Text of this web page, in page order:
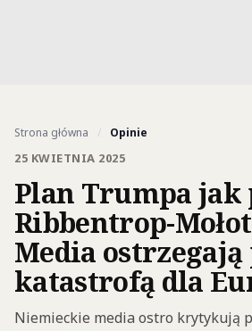
Strona główna / Opinie
25 KWIETNIA 2025
Plan Trumpa jak
Ribbentrop-
Media ostrzegają
katastrofą dla
Niemieckie media ostro krytykują